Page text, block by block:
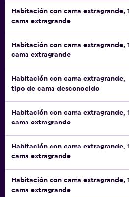
Habitación con cama extragrande, 1
cama extragrande
Habitación con cama extragrande, 1
cama extragrande
Habitación con cama extragrande,
tipo de cama desconocido
Habitación con cama extragrande, 1
cama extragrande
Habitación con cama extragrande, 1
cama extragrande
Habitación con cama extragrande, 1
cama extragrande